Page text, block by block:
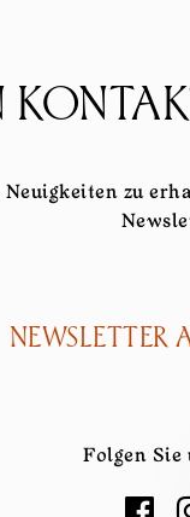
Neuigkeiten zu
NEWSLETTER
Folgen Sie